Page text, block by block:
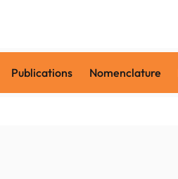
Publications Nomenclature